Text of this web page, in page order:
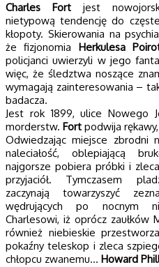
Charles Fort jest
nietypową tendencję do
kłopoty. Skierowania na
że fizjonomia Herkulesa
policjanci uwierzyli w jego
więc, że śledztwa noszące
wymagają zainteresowania –
badacza.
Jest rok 1899, ulice Nowego
morderstw. Fort podwija
Odwiedzając miejsce zbrodni
naleciałość, oblepiającą
najgorsze pobiera próbki i
przyjaciół. Tymczasem
zaczynają towarzyszyć
wędrujących po nocnym
Charlesowi, iż oprócz
również niebieskie
pokaźny teleskop i zleca
chłopcu zwanemu… Howard